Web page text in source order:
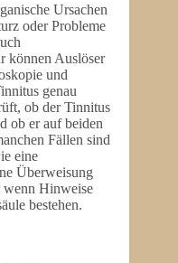
Ursachen
oder Probleme
können Auslöser
und
genau
ob der Tinnitus
ob er auf beiden
Fällen sind
eine
Überweisung
wenn Hinweise
bestehen.